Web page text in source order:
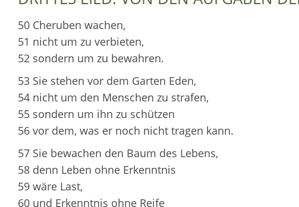
50 Cheruben wachen,
51 nicht um zu verbieten,
52 sondern um zu bewahren.
53 Sie stehen vor dem Garten Eden,
54 nicht um den Menschen zu strafen,
55 sondern um ihn zu schützen
56 vor dem, was er noch nicht tragen kann.
57 Sie bewachen den Baum des Lebens,
58 denn Leben ohne Erkenntnis
59 wäre Last,
60 und Erkenntnis ohne Reife